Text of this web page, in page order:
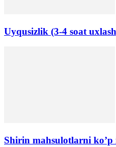
Uyqusizlik (3-4 soat
Shirin mahsulotlarni ko’p